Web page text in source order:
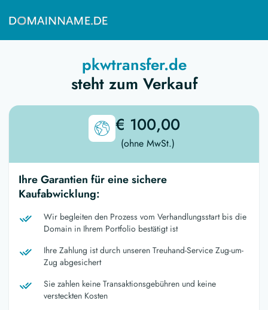
pkwtransfer.de
steht zum Verkauf
€ 100,00
(ohne MwSt.)
Ihre Garantien für eine sichere
Kaufabwicklung:
Wir begleiten den Prozess vom Verhandlungsstart bis die
Domain in Ihrem Portfolio bestätigt ist
Ihre Zahlung ist durch unseren Treuhand-Service Zug-um-
Zug abgesichert
Sie zahlen keine Transaktionsgebühren und keine
versteckten Kosten